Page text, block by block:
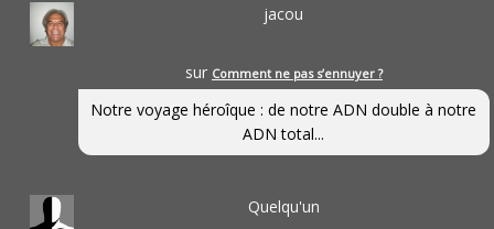
jacou
sur Comment ne pas s’ennuyer ?
Notre voyage héroîque : de notre ADN double à notre
ADN total...
Quelqu'un